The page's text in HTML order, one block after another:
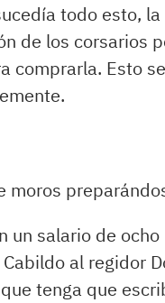
todo esto,
de los corsarios
comprarla. Esto
moros
un salario de
al regidor
tenga que